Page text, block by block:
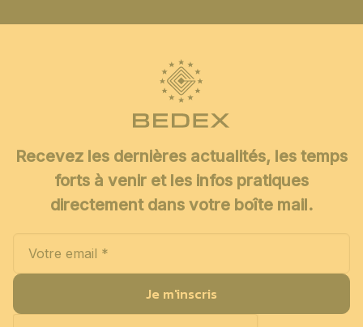
Recevez les dernières actualités, les temps
forts à venir et les infos pratiques
directement dans votre boîte mail.
Je m'inscris